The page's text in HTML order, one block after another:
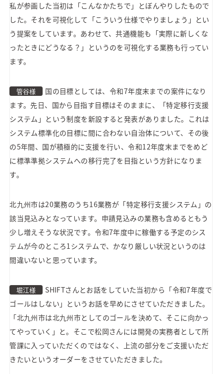
私が参画した当初は「こんなかたちで」とぼんやりしたもので
した。それを可視化して「こういう仕様でやりましょう」とい
う提案をしています。あわせて、共通機能も「実際に新しくな
ったときにどうなる？」というのを可視化する業務も行ってい
ます。
管谷様
国の目標としては、令和7年度末までの案件になり
ます。先日、国から目指す目標はそのままに、「特定移行支援
システム」という制度を新設すると発表がありました。これは
システム標準化の目標に間に合わない自治体について、その後
の5年間、国が積極的に支援を行い、令和12年度末までをめど
に標準準拠システムへの移行完了を目指という方針になりま
す。
北九州市は20業務のうち16業務が「特定移行支援システム」の
該当見込みとなっています。申請見込みの業務も含めるともう
少し増えそうな状況です。令和7年度中に稼働する予定のシス
テムが今のところ1システムで、かなり厳しい状況というのは
間違いないと思っています。
堀江様
SHIFTさんとお話をしていた当初から「令和7年度で
ゴールはしない」というお話を早めにさせていただきました。
「北九州市は北九州市としてのゴールを決めて、そこに向かっ
てやっていく」と。そこで松岡さんには開発の実務者として所
管課に入っていただくのではなく、上流の部分をご支援いただ
きたいというオーダーをさせていただきました。